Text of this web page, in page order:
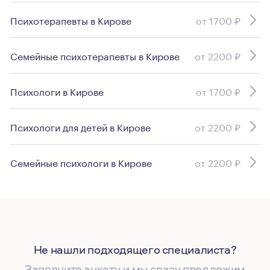
Психотерапевты в Кирове от 1700 ₽
Семейные психотерапевты в Кирове от 2200 ₽
Психологи в Кирове от 1700 ₽
Психологи для детей в Кирове от 2200 ₽
Семейные психологи в Кирове от 2200 ₽
Не нашли подходящего специалиста?